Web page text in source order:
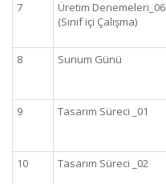
7
Üretim Denemeleri_06
(Sınıf içi Çalışma)
8
Sunum Günü
9
Tasarım Süreci _01
10
Tasarım Süreci _02